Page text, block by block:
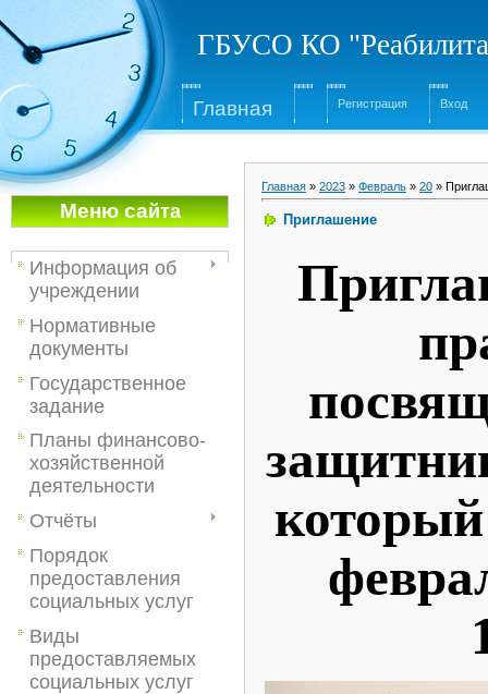
ГБУСО КО
Главная Регистрация Вход
Меню сайта
Информация об
учреждении
Нормативные
документы
Государственное
задание
Планы финансово-
хозяйственной
деятельности
Отчёты
Порядок
предоставления
социальных услуг
Виды
предоставляемых
социальных услуг
Главная » 2023 » Февраль » 20 »
Приглашение
который